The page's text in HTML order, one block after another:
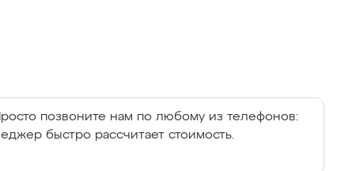
позвоните нам по любому из телефонов:
быстро рассчитает стоимость.